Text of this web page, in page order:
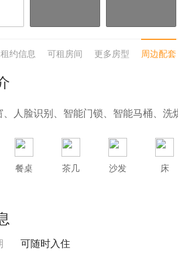
租约信息 可租房间 更多房型 周边配套
人脸识别、智能门锁、智能马桶、洗
餐桌 茶几 沙发 床
可随时入住